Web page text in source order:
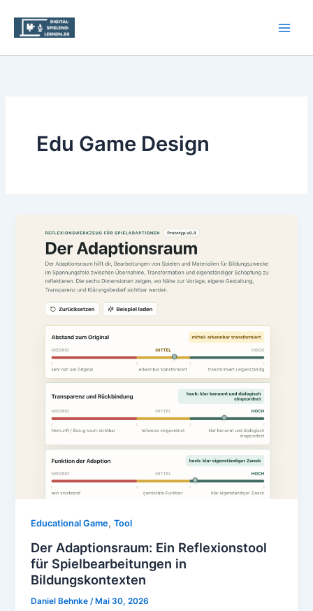
Inhalt
springen
Edu Game Design
Educational Game,Tool
Der Adaptionsraum: Ein Reflexionstool
für Spielbearbeitungen in
Bildungskontexten
Daniel Behnke/Mai 30, 2026